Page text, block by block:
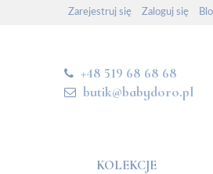
Zarejestruj się Zaloguj się
+48 519 68 68 68
butik@babydoro.pl
KOLEKCJE